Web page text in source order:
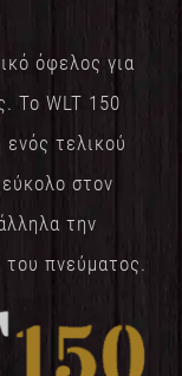
όφελος για
Το WLT 150
τελικού
στον
την
πνεύματος.